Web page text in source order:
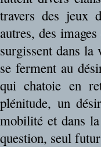
travers des jeux
autres, des
surgissent dans la
se ferment au
qui chatoie en
plénitude, un
mobilité et dans
question, seul